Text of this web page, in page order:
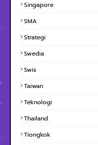
Singapore
SMA
Strategi
Swedia
Swis
Taiwan
Teknologi
Thailand
Tiongkok